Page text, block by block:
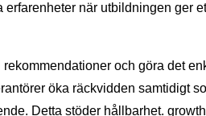
när utbildningen ger
och göra det
öka räckvidden samtidigt
Detta stöder hållbarhet.